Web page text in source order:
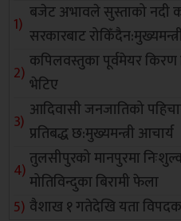
बजेट अभावले सुस्ताको नदी
सरकारबाट
कपिलवस्तुका पूर्वमेयर
भेटिए
आदिवासी जनजातिको
प्रतिबद्ध छ:मुख्यमन्त्री आचार्य
तुलसीपुरको मानपुरमा
मोतिविन्दुका बिरामी फेला
वैशाख १ गतेदेखि यता